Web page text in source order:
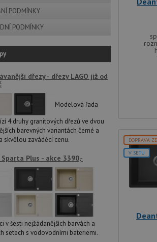
PODMÍNKY
PODMÍNKY
dřezy - dřezy LAGO již od
Modelová řada
4 druhy granitových dřezů ve dvou
barevných variantách černé a
skvělou zaváděcí cenu.
Plus - akce 3390,-
v šesti nejžádanějších barvách a
setech s vodovodními bateriemi.
DOPRAVA
V SETU
_ga_9T91YFLEPX
__Secure-YNID